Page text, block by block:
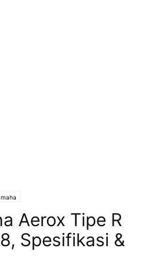
Aerox Tipe R
Spesifikasi &